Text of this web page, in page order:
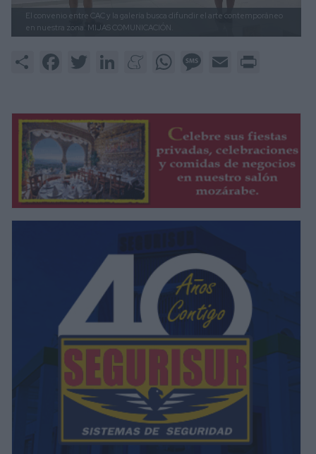
El convenio entre CAC y la galería busca difundir el arte contemporáneo
en nuestra zona. MIJAS COMUNICACIÓN.
Share FacebookTwitter LinkedInMeneameWhatsAppMessage
Email